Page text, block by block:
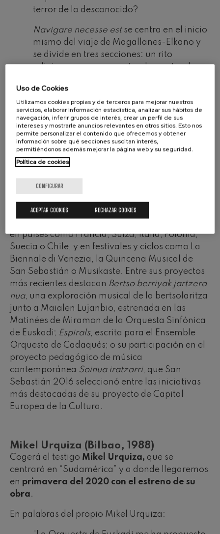
terror de lo desconocido?
Navigare necesse estse centra en el inicio
mismo del viaje de Magallanes-Elkano y
se divide en tres secciones: un rito
religioso, como era costumbre antes de
protagonizado por el coro; una recreación
imaginada del paisaje sonoro del puerto
de Sanlúcar de Barrameda, desde donde
las naos de Magallanes se internaron en el
océano Atlántico; y los primeros minutos
de navegación en el mar, rumbo a una de
las aventuras más imponentes de la
historia de la humanidad.”
Musikene con Ramon Lazkano, Gabriel Erkoreka
en países como Francia, Suiza, Italia, Polonia,
Suecia o Chile, y en festivales y ciclos como La
Biennale di Venezia, la Quincena Musical de
San Sebastián o Musikaste. Entre sus proyectos
más recientes destacan Bertso berriyak jartzera
nua, una exploración musical de la bertsolaritza
junto a Maialen Lujanbio, estrenada en las
Matinées de Miramon de la Orquesta Sinfónica
de Euskadi; Espirals , escrita para el Ensemble
Orquesta de Cadaqués; o su participación en el
proyecto pedagógico de música
contemporánea Soinua iratzarri, que San
Sebastián 2016 seleccionó entre las iniciativas
más destacadas de su proyecto de Capital
Europea de la Cultura.
Mikel Urquiza (Bilbao, 1988)
Cogerá el testigo Mikel Urquiza, que se
centrará en “Sudamérica” y a donde llegaremos
en primavera del 2020 con el estreno de su
obra.
En palabras del propio Mikel Urquiza:
Uso de Cookies
Utilizamos cookies propias y de terceros para mejorar nuestros
servicios, elaborar información estadística, analizar sus hábitos de
navegación, inferir grupos de interés, crear un perfil de sus
intereses y mostrarle anuncios relevantes en otros sitios. Esto nos
permite personalizar el contenido que ofrecemos y obtener
información sobre qué secciones suscitan interés,
permitiéndonos además mejorar la página web y su seguridad.
Política de cookies
CONFIGURAR
RECHAZAR COOKIES
ACEPTAR COOKIES